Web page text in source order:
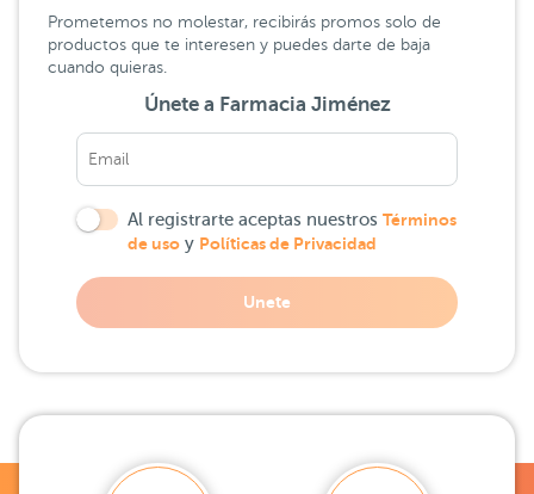
Prometemos no molestar, recibirás promos solo de
productos que te interesen y puedes darte de baja
cuando quieras.
Únete a Farmacia Jiménez
Al registrarte aceptas nuestros Términos
de uso y Políticas de Privacidad
Unete